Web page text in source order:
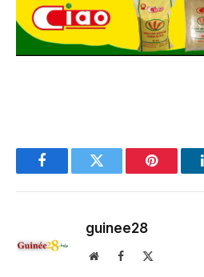
FacebookTwitter Pinterest
guinee28
WebsiteFacebook